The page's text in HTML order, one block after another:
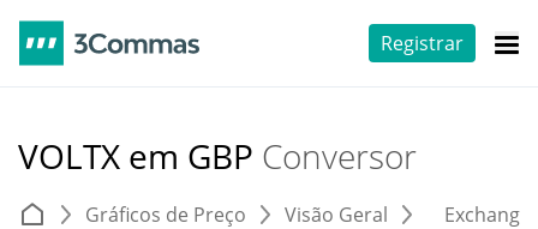
Registrar
VOLTX em GBP Conversor
Gráficos de Preço Visão Geral